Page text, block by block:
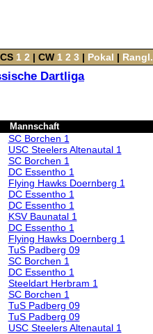
CS‌ 1 2 | CW‌ 1 2 3‌ |‌ Pokal ‌ |‌ Rangl.
Dartliga
Mannschaft
SC Borchen 1
USC Steelers Altenautal 1
SC Borchen 1
DC Essentho 1
Flying Hawks Doernberg 1
DC Essentho 1
DC Essentho 1
KSV Baunatal 1
DC Essentho 1
Flying Hawks Doernberg 1
TuS Padberg 09
SC Borchen 1
DC Essentho 1
Steeldart Herbram 1
SC Borchen 1
TuS Padberg 09
TuS Padberg 09
USC Steelers Altenautal 1